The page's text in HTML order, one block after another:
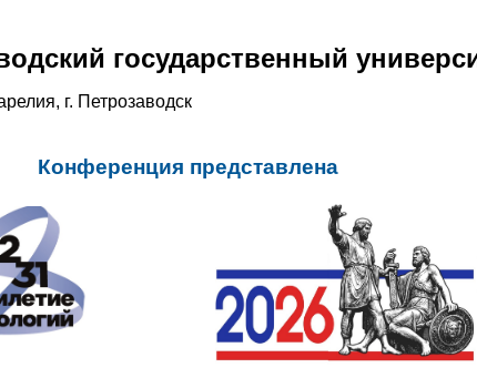
государственный
г. Петрозаводск
Конференция представлена